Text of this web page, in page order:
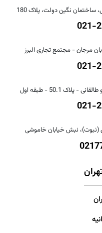
ساختمان نگین دولت، پلاک 180
021-
مرجان - مجتمع تجاری البرز
021-
پلاک 50.1 - طبقه اول
021-
(نبوت)، نبش خیابان خاموشی